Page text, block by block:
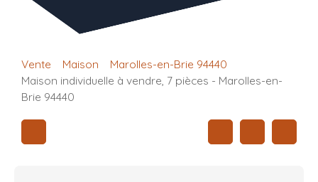
Vente Maison
Marolles-en-Brie 94440
Maison individuelle à vendre, 7 pièces - Marolles-en-
Brie 94440